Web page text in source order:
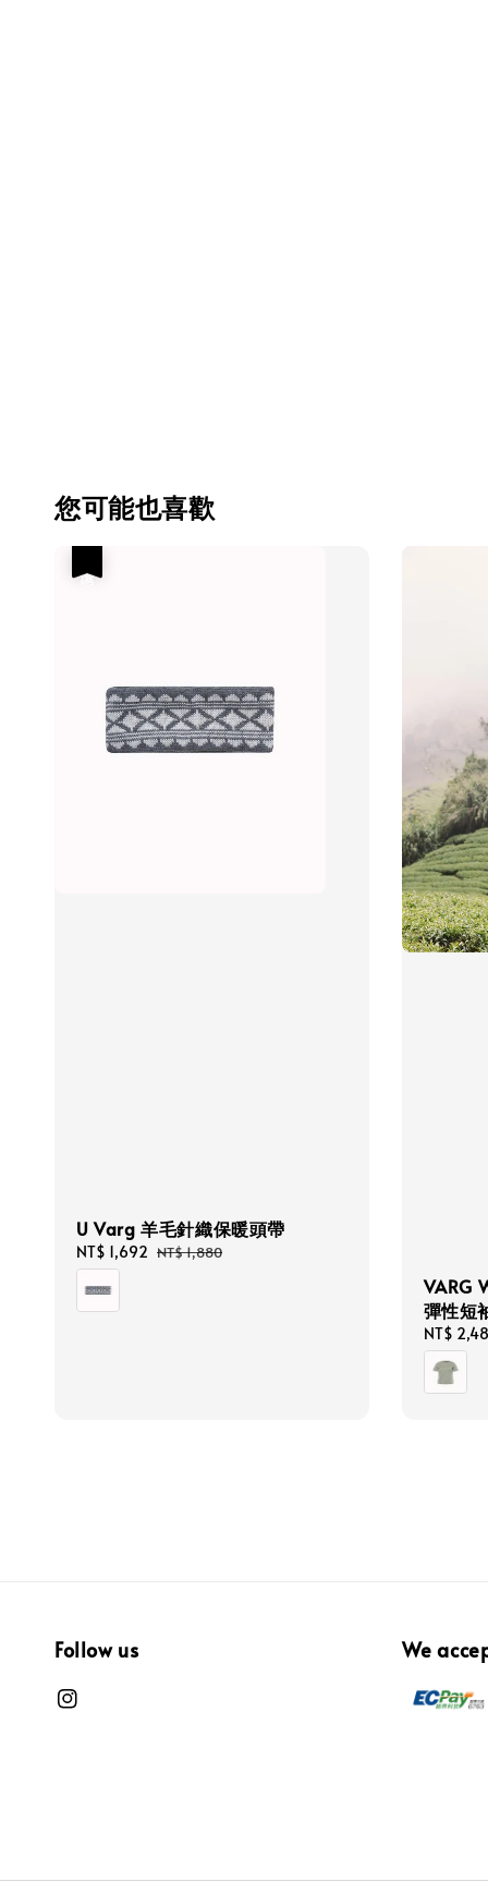
您可能也喜歡
U Varg 羊毛針織保暖頭帶
Sale
price
NT$ 1,692 Regular
NT$ 1,880
VARG
彈性短
Regular
price
NT$
Follow us We